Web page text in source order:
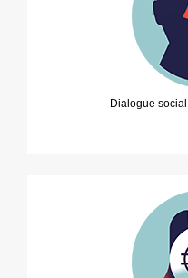
Dialogue